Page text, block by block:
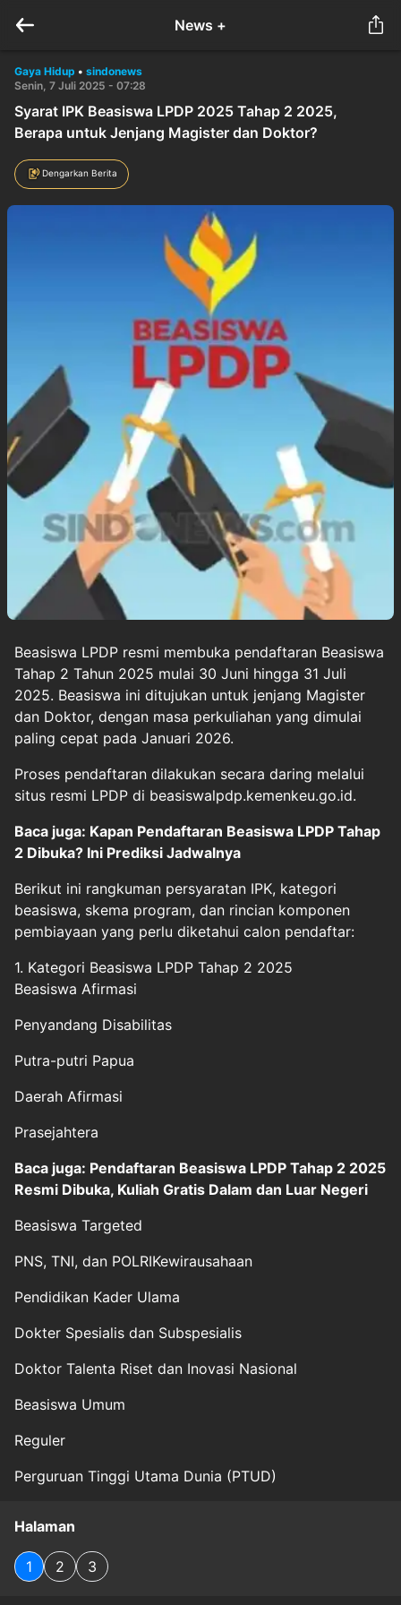
News +
Gaya Hidup • sindonews
Senin, 7 Juli 2025 - 07:28
Syarat IPK Beasiswa LPDP 2025 Tahap 2 2025,
Berapa untuk Jenjang Magister dan Doktor?
Dengarkan Berita
Beasiswa LPDP resmi membuka pendaftaran Beasiswa
Tahap 2 Tahun 2025 mulai 30 Juni hingga 31 Juli
2025. Beasiswa ini ditujukan untuk jenjang Magister
dan Doktor, dengan masa perkuliahan yang dimulai
paling cepat pada Januari 2026.
Proses pendaftaran dilakukan secara daring melalui
situs resmi LPDP di beasiswalpdp.kemenkeu.go.id.
Baca juga: Kapan Pendaftaran Beasiswa LPDP Tahap
2 Dibuka? Ini Prediksi Jadwalnya
Berikut ini rangkuman persyaratan IPK, kategori
beasiswa, skema program, dan rincian komponen
pembiayaan yang perlu diketahui calon pendaftar:
1. Kategori Beasiswa LPDP Tahap 2 2025
Beasiswa Afirmasi
Penyandang Disabilitas
Putra-putri Papua
Daerah Afirmasi
Prasejahtera
Baca juga: Pendaftaran Beasiswa LPDP Tahap 2 2025
Resmi Dibuka, Kuliah Gratis Dalam dan Luar Negeri
Beasiswa Targeted
PNS, TNI, dan POLRIKewirausahaan
Pendidikan Kader Ulama
Dokter Spesialis dan Subspesialis
Doktor Talenta Riset dan Inovasi Nasional
Beasiswa Umum
Reguler
Perguruan Tinggi Utama Dunia (PTUD)
Halaman
1 2 3